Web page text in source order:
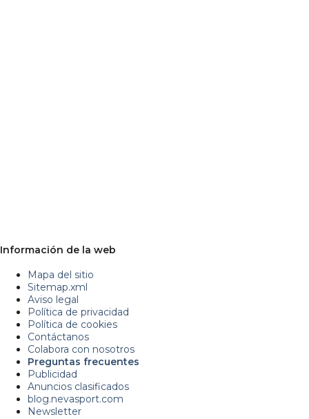
Información de la web
Mapa del sitio
Sitemap.xml
Aviso legal
Política de privacidad
Política de cookies
Contáctanos
Colabora con nosotros
Preguntas frecuentes
Publicidad
Anuncios clasificados
blog.nevasport.com
Newsletter